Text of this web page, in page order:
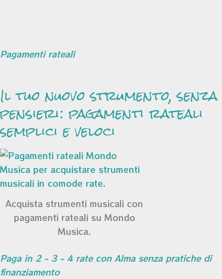
Pagamenti rateali
Il tuo nuovo strumento, senza
pensieri: pagamenti rateali
semplici e veloci
Acquista strumenti musicali con
pagamenti rateali su Mondo
Musica.
Paga in 2 - 3 - 4 rate con Alma senza pratiche di
finanziamento